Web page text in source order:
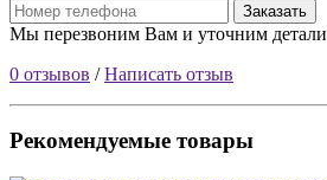
Заказать
Мы перезвоним Вам и уточним детали
0 отзывов /Написать отзыв
Рекомендуемые товары